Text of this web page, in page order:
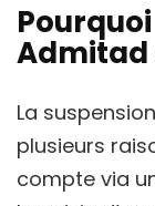
Admitad
La
plusieurs
compte via